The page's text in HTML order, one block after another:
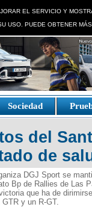
EL SERVICIO Y
USO. PUEDE OBTENER
Sociedad
del
de
DGJ Sport se
Bp de Rallies de Las
que ha de
GTR y un R-GT.